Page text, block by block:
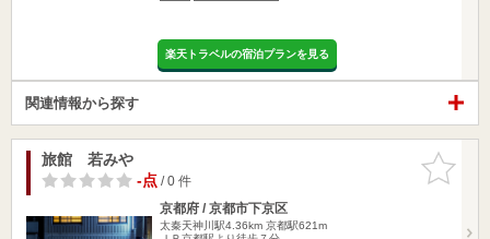
楽天トラベルの宿泊プランを見る
関連情報から探す
お気に入
りに追加
旅館 若みや
-点/ 0 件
京都府 / 京都市下京区
太秦天神川駅4.36km 京都駅621m